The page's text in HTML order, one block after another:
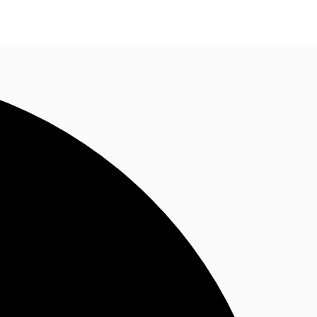
ติดต่อเรา